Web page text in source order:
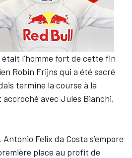
l’homme fort de cette fin
Robin Frijns qui a été sacré
termine la course à la
accroché avec Jules Bianchi,
Felix da Costa s’empare
place au profit de